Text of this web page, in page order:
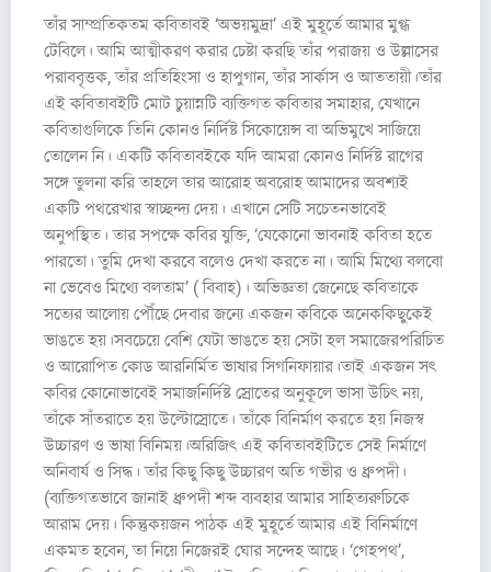
তাঁর সাম্প্রতিকতম কবিতাবই ‘অভয়মুদ্রা’ এই মুহূর্তে আমার মুগ্ধ
টেবিলে। আমি আত্মীকরণ করার চেষ্টা করছি তাঁর পরাজয় ও উল্লাসের
পরাববৃত্তক, তাঁর প্রতিহিংসা ও হাপুগান, তাঁর সার্কাস ও আততায়ী।তাঁর
এই কবিতাবইটি মোট চুয়ান্নটি ব্যক্তিগত কবিতার সমাহার, যেখানে
কবিতাগুলিকে তিনি কোনও নির্দিষ্ট সিকোয়েন্স বা অভিমুখে সাজিয়ে
তোলেন নি। একটি কবিতাবইকে যদি আমরা কোনও নির্দিষ্ট রাগের
সঙ্গে তুলনা করি তাহলে তার আরোহ অবরোহ আমাদের অবশ্যই
একটি পথরেখার স্বাচ্ছন্দ্য দেয়। এখানে সেটি সচেতনভাবেই
অনুপস্থিত। তার সপক্ষে কবির যুক্তি, ‘যেকোনো ভাবনাই কবিতা হতে
পারতো। তুমি দেখা করবে বলেও দেখা করতে না। আমি মিথ্যে বলবো
না ভেবেও মিথ্যে বলতাম’ ( বিবাহ)। অভিজ্ঞতা জেনেছে কবিতাকে
সত্যের আলোয় পৌঁছে দেবার জন্যে একজন কবিকে অনেককিছুকেই
ভাঙতে হয়।সবচেয়ে বেশি যেটা ভাঙতে হয় সেটা হল সমাজেরপরিচিত
ও আরোপিত কোড আরনির্মিত ভাষার সিগনিফায়ার।তাই একজন সৎ
কবির কোনোভাবেই সমাজনির্দিষ্ট স্রোতের অনুকূলে ভাসা উচিৎ নয়,
তাঁকে সাঁতরাতে হয় উল্টোস্রোতে। তাঁকে বিনির্মাণ করতে হয় নিজস্ব
উচ্চারণ ও ভাষা বিনিময়।অরিজিৎ এই কবিতাবইটিতে সেই নির্মাণে
অনিবার্য ও সিদ্ধ। তাঁর কিছু কিছু উচ্চারণ অতি গভীর ও ধ্রুপদী।
(ব্যক্তিগতভাবে জানাই ধ্রুপদী শব্দ ব্যবহার আমার সাহিত্যরুচিকে
আরাম দেয়। কিন্তুকয়জন পাঠক এই মুহূর্তে আমার এই বিনির্মাণে
একমত হবেন, তা নিয়ে নিজেরই ঘোর সন্দেহ আছে। ‘গেহপথ’,